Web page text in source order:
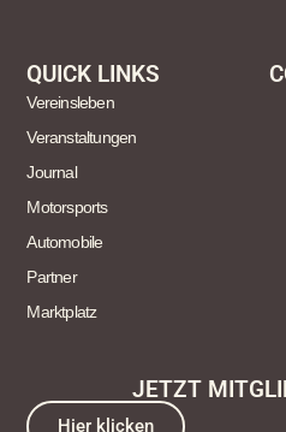
QUICK LINKS
Vereinsleben
Veranstaltungen
Journal
Motorsports
Automobile
Partner
Marktplatz
JETZT
Hier klicken